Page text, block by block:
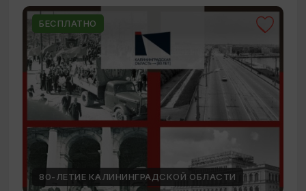
БЕСПЛАТНО
80-ЛЕТИЕ КАЛИНИНГРАДСКОЙ ОБЛАСТИ